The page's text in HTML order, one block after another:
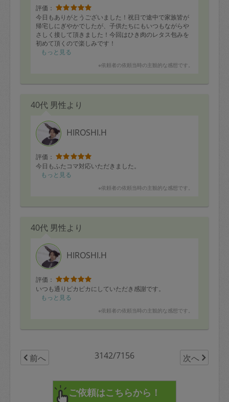
評価：
今日もありがとうございました！祝日で途中で家族皆が
帰宅しにぎやかでしたが、子供たちにもいつもながらや
さしく接して頂きました！今回はひき肉のレタス包みを
初めて頂くので楽しみです！
もっと見る
※依頼者の依頼当時の主観的な感想です。
40代 男性より
HIROSHI.H
評価：
今日もふたコマ対応いただきました。
もっと見る
※依頼者の依頼当時の主観的な感想です。
40代 男性より
HIROSHI.H
評価：
いつも通りピカピカにしていただき感謝です。
もっと見る
※依頼者の依頼当時の主観的な感想です。
前へ 3142/7156 次へ